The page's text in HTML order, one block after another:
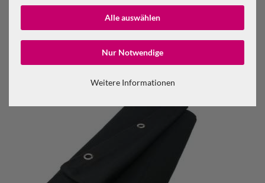
Alle auswählen
Nur Notwendige
Weitere Informationen
Konto erstellen
Bühnenmolton GREENLINE
konfektioniert, schwarz, B=3m (geöst) x
H=6m